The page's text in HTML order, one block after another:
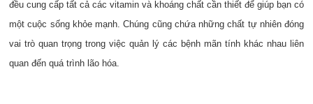
đều cung cấp tất cả các vitamin và khoáng chất cần thiết để giúp bạn có
một cuộc sống khỏe mạnh. Chúng cũng chứa những chất tự nhiên đóng
vai trò quan trọng trong việc quản lý các bệnh mãn tính khác nhau liên
quan đến quá trình lão hóa.